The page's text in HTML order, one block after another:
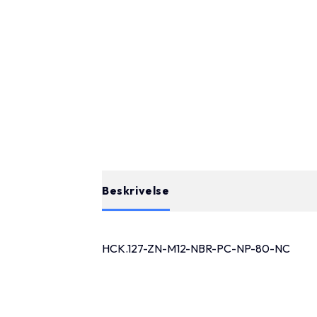
Beskrivelse
HCK.127-ZN-M12-NBR-PC-NP-80-NC